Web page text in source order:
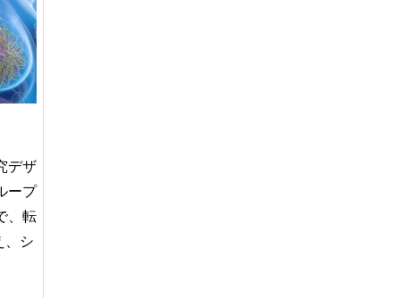
デザ
ープ
、転
、シ